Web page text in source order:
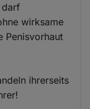
darf
wirksame
Penisvorhaut
ihrerseits